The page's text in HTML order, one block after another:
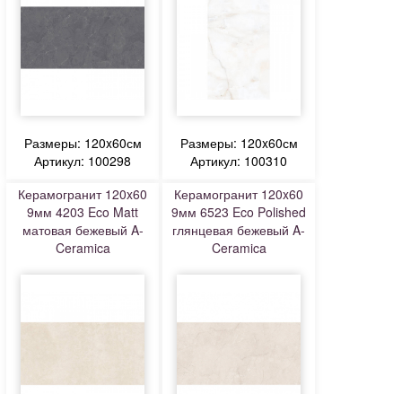
Размеры: 120x60см
Артикул: 100298
Размеры: 120x60см
Артикул: 100310
Керамогранит 120x60
9мм 4203 Eco Matt
матовая бежевый A-
Ceramica
Керамогранит 120x60
9мм 6523 Eco Polished
глянцевая бежевый A-
Ceramica